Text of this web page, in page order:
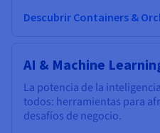
Descubrir Containers &
AI & Machine
La potencia de la
todos: herramientas para
desafíos de negocio.